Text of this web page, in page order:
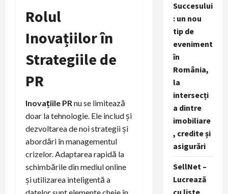
Rolul
Inovațiilor în
Strategiile de
PR
Inovațiile PRnu se limitează
doar la tehnologie. Ele includ și
dezvoltarea de noi strategii și
abordări în managementul
crizelor. Adaptarea rapidă la
schimbările din mediul online
și utilizarea inteligentă a
Succesului
: un nou
tip de
eveniment
în
România,
la
intersecți
a dintre
imobiliare
, credite și
asigurări
SellNet –
Lucrează
cu liste